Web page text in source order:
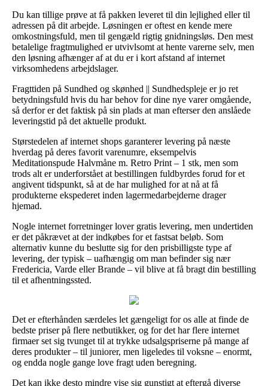
Du kan tillige prøve at få pakken leveret til din lejlighed eller til
adressen på dit arbejde. Løsningen er oftest en kende mere
omkostningsfuld, men til gengæld rigtig gnidningsløs. Den mest
betalelige fragtmulighed er utvivlsomt at hente varerne selv, men
den løsning afhænger af at du er i kort afstand af internet
virksomhedens arbejdslager.
Fragttiden på Sundhed og skønhed || Sundhedspleje er jo ret
betydningsfuld hvis du har behov for dine nye varer omgående,
så derfor er det faktisk på sin plads at man efterser den anslåede
leveringstid på det aktuelle produkt.
Størstedelen af internet shops garanterer levering på næste
hverdag på deres favorit varenumre, eksempelvis
Meditationspude Halvmåne m. Retro Print – 1 stk, men som
trods alt er underforstået at bestillingen fuldbyrdes forud for et
angivent tidspunkt, så at de har mulighed for at nå at få
produkterne ekspederet inden lagermedarbejderne drager
hjemad.
Nogle internet forretninger lover gratis levering, men undertiden
er det påkrævet at der indkøbes for et fastsat beløb. Som
alternativ kunne du beslutte sig for den prisbilligste type af
levering, der typisk – uafhængig om man befinder sig nær
Fredericia, Varde eller Brande – vil blive at få bragt din bestilling
til et afhentningssted.
Det er efterhånden særdeles let gængeligt for os alle at finde de
bedste priser på flere netbutikker, og for det har flere internet
firmaer set sig tvunget til at trykke udsalgspriserne på mange af
deres produkter – til juniorer, men ligeledes til voksne – enormt,
og endda nogle gange love fragt uden beregning.
Det kan ikke desto mindre vise sig gunstigt at eftergå diverse